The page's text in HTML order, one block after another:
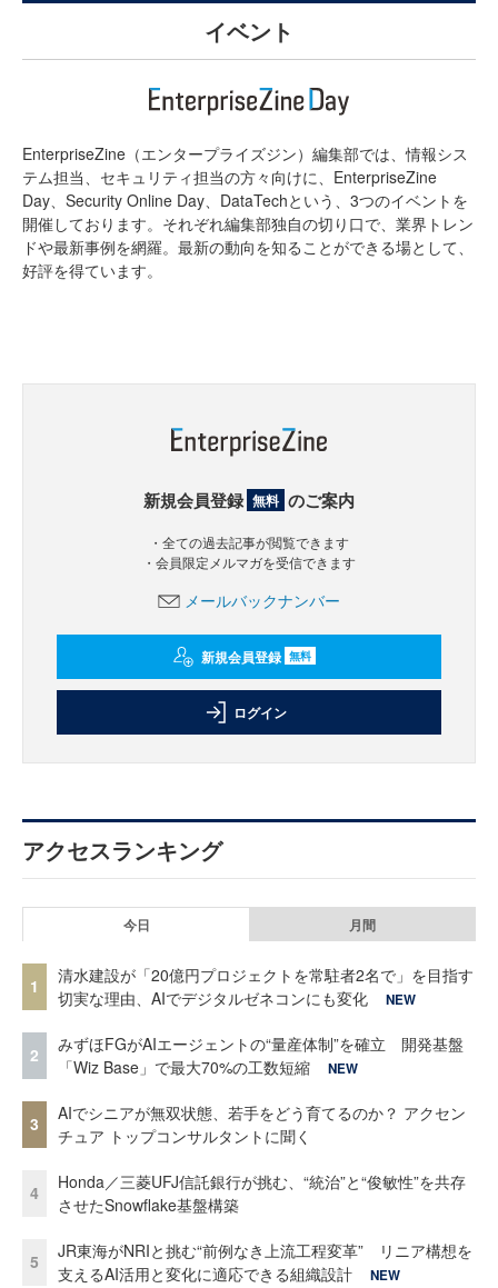
イベント
EnterpriseZine（エンタープライズジン）編集部では、情報シス
テム担当、セキュリティ担当の方々向けに、EnterpriseZine
Day、Security Online Day、DataTechという、3つのイベントを
開催しております。それぞれ編集部独自の切り口で、業界トレン
ドや最新事例を網羅。最新の動向を知ることができる場として、
好評を得ています。
新規会員登録 無料 のご案内
・全ての過去記事が閲覧できます
・会員限定メルマガを受信できます
メールバックナンバー
新規会員登録 無料
ログイン
アクセスランキング
今日 月間
1
清水建設が「20億円プロジェクトを常駐者2名で」を目指す
切実な理由、AIでデジタルゼネコンにも変化
NEW
2
みずほFGがAIエージェントの“量産体制”を確立 開発基盤
「Wiz Base」で最大70%の工数短縮
NEW
3
AIでシニアが無双状態、若手をどう育てるのか？ アクセン
チュア トップコンサルタントに聞く
4
Honda／三菱UFJ信託銀行が挑む、“統治”と“俊敏性”を共存
させたSnowflake基盤構築
5
JR東海がNRIと挑む“前例なき上流工程変革” リニア構想を
支えるAI活用と変化に適応できる組織設計
NEW